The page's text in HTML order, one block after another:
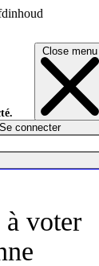
Close menu
Se connecter
à voter